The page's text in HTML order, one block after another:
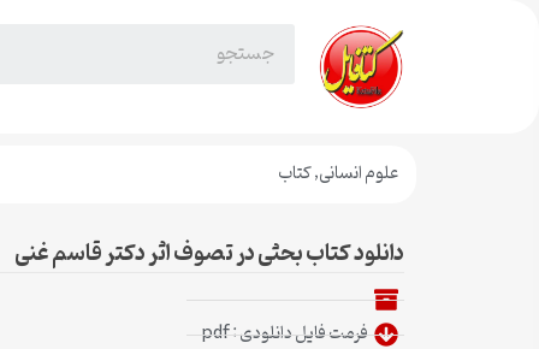
علوم انسانی,کتاب
دانلود کتاب بحثی در تصوف اثر دکتر قاسم غنی
فرمت فایل دانلودی : pdf